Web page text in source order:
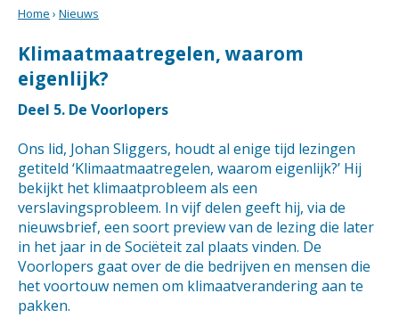
Home › Nieuws
Klimaatmaatregelen, waarom
eigenlijk?
Deel 5. De Voorlopers
Ons lid, Johan Sliggers, houdt al enige tijd lezingen
getiteld ‘Klimaatmaatregelen, waarom eigenlijk?’ Hij
bekijkt het klimaatprobleem als een
verslavingsprobleem. In vijf delen geeft hij, via de
nieuwsbrief, een soort preview van de lezing die later
in het jaar in de Sociëteit zal plaats vinden. De
Voorlopers gaat over de die bedrijven en mensen die
het voortouw nemen om klimaatverandering aan te
pakken.